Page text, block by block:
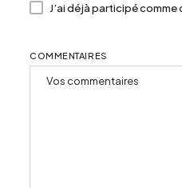
J’ai déjà participé
COMMENTAIRES